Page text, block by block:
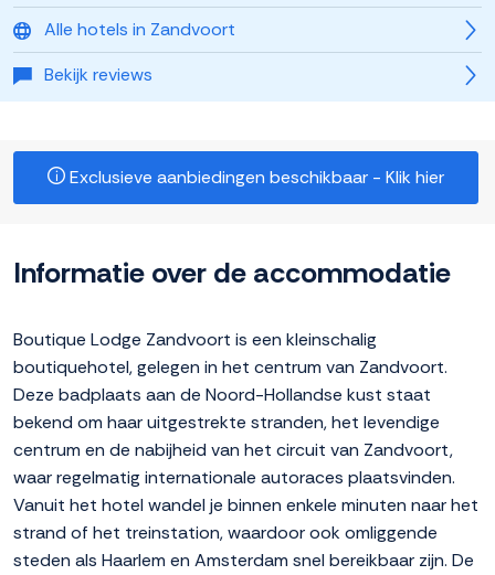
Alle hotels in Zandvoort
Bekijk reviews
Exclusieve aanbiedingen beschikbaar - Klik hier
Informatie over de accommodatie
Boutique Lodge Zandvoort is een kleinschalig
boutiquehotel, gelegen in het centrum van Zandvoort.
Deze badplaats aan de Noord-Hollandse kust staat
bekend om haar uitgestrekte stranden, het levendige
centrum en de nabijheid van het circuit van Zandvoort,
waar regelmatig internationale autoraces plaatsvinden.
Vanuit het hotel wandel je binnen enkele minuten naar het
strand of het treinstation, waardoor ook omliggende
steden als Haarlem en Amsterdam snel bereikbaar zijn. De